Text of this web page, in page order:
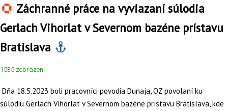
Záchranné práce na vyviazaní súlodia
Gerlach Vihorlat v Severnom bazéne prístavu
Bratislava
1535 zobrazení
Dňa 18.5.2023 boli pracovníci povodia Dunaja, OZ povolaní ku
súlodiu Gerlach Vihorlat v Severnom bazéne prístavu Bratislava, kde